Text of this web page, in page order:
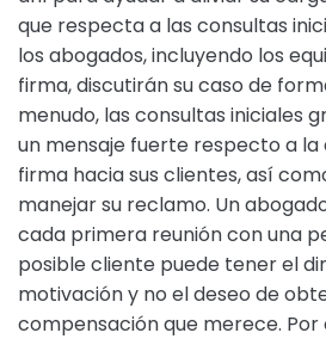
que respecta a las consultas
los abogados, incluyendo los
firma, discutirán su caso de
menudo, las consultas iniciales
un mensaje fuerte respecto a la
firma hacia sus clientes, así
manejar su reclamo. Un
cada primera reunión con una
posible cliente puede tener el
motivación y no el deseo de
compensación que merece.